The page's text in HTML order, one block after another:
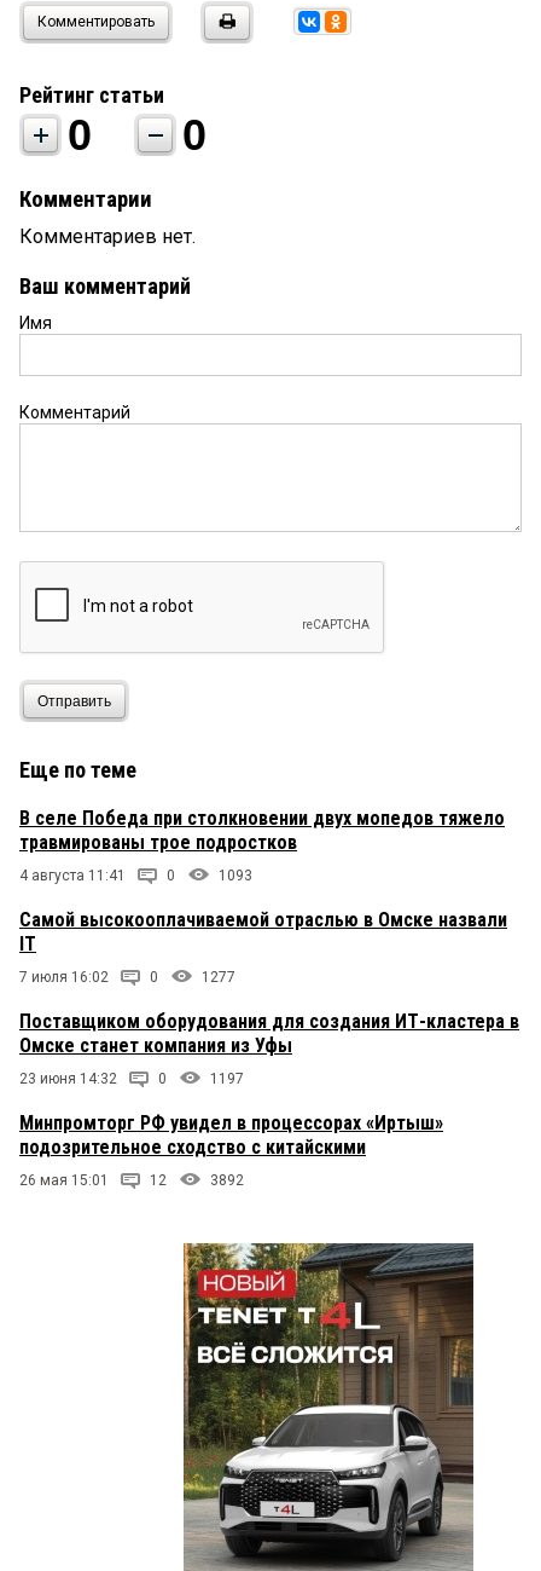
Комментировать
Рейтинг статьи
0 0
Комментарии
Комментариев нет.
Ваш комментарий
Имя
Комментарий
Отправить
Еще по теме
В селе Победа при столкновении двух мопедов тяжело
травмированы трое подростков
4 августа 11:41 0 1093
Самой высокооплачиваемой отраслью в Омске назвали
IT
7 июля 16:02 0 1277
Поставщиком оборудования для создания ИТ-кластера в
Омске станет компания из Уфы
23 июня 14:32 0 1197
Минпромторг РФ увидел в процессорах «Иртыш»
подозрительное сходство с китайскими
26 мая 15:01 12 3892